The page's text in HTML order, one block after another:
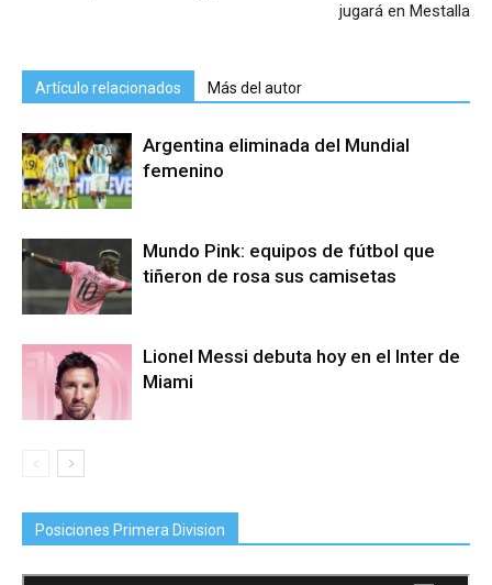
jugará en Mestalla
Artículo relacionados Más del autor
Argentina eliminada del Mundial
femenino
Mundo Pink: equipos de fútbol que
tiñeron de rosa sus camisetas
Lionel Messi debuta hoy en el Inter de
Miami
Posiciones Primera Division